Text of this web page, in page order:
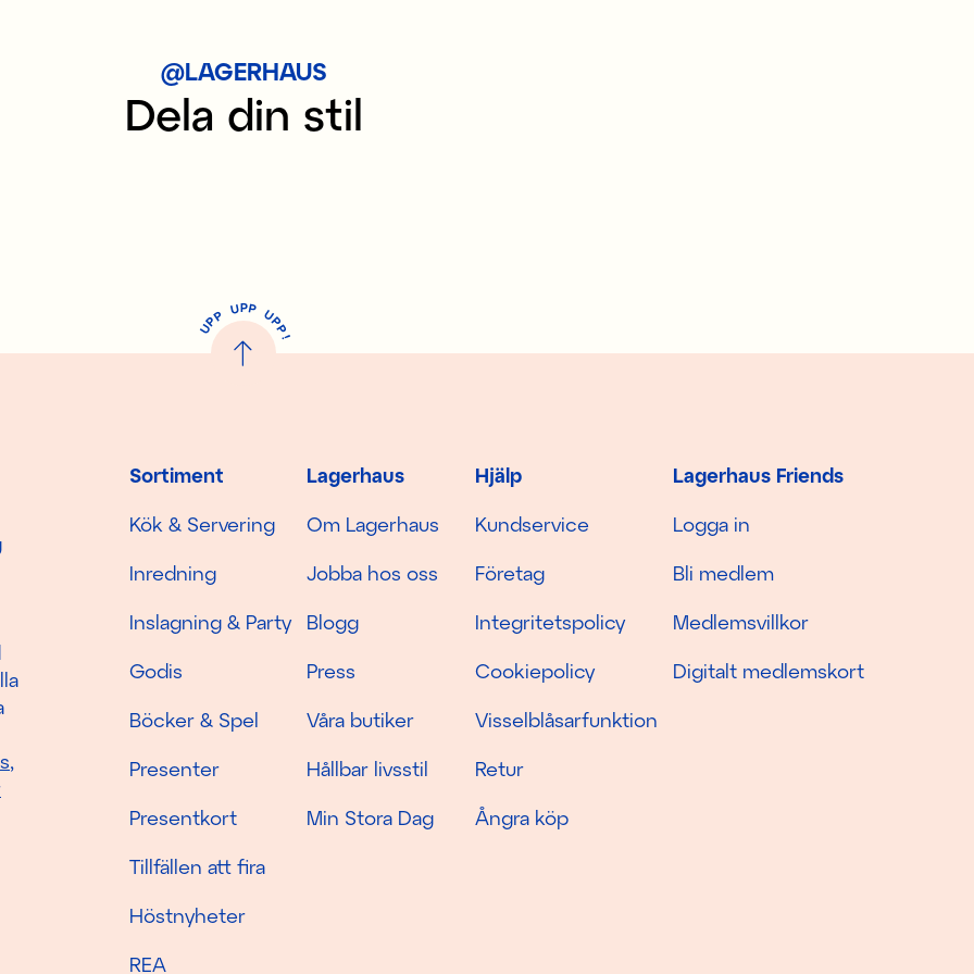
@LAGERHAUS
Dela din stil
U
P
P UPP UP
P
!
Sortiment
Kök & Servering
Inredning
Inslagning & Party
Godis
Böcker & Spel
Presenter
Presentkort
Tillfällen att fira
Höstnyheter
REA
Lagerhaus
Om Lagerhaus
Jobba hos oss
Blogg
Press
Våra butiker
Hållbar livsstil
Min Stora Dag
Hjälp
Kundservice
Företag
Integritetspolicy
Cookiepolicy
Visselblåsarfunktion
Retur
Ångra köp
Lagerhaus Friends
Logga in
Bli medlem
Medlemsvillkor
Digitalt medlemskort
,